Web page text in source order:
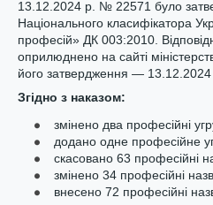
13.12.2024 р. № 22571 було
Національного класифікатора
професій» ДК 003:2010.
оприлюднено на сайті
його затвердження — 13.12.2024
Згідно з наказом:
змінено два професійні
додано одне професійне
скасовано 63 професійні
змінено 34 професійні
внесено 72 професійні